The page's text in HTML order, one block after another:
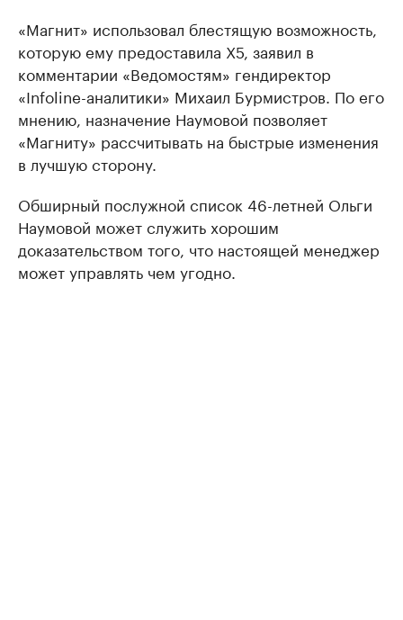
«Магнит» использовал блестящую возможность,
которую ему предоставила X5, заявил в
комментарии «Ведомостям» гендиректор
«Infoline-аналитики» Михаил Бурмистров. По его
мнению, назначение Наумовой позволяет
«Магниту» рассчитывать на быстрые изменения
в лучшую сторону.
Обширный послужной список 46-летней Ольги
Наумовой может служить хорошим
доказательством того, что настоящей менеджер
может управлять чем угодно.